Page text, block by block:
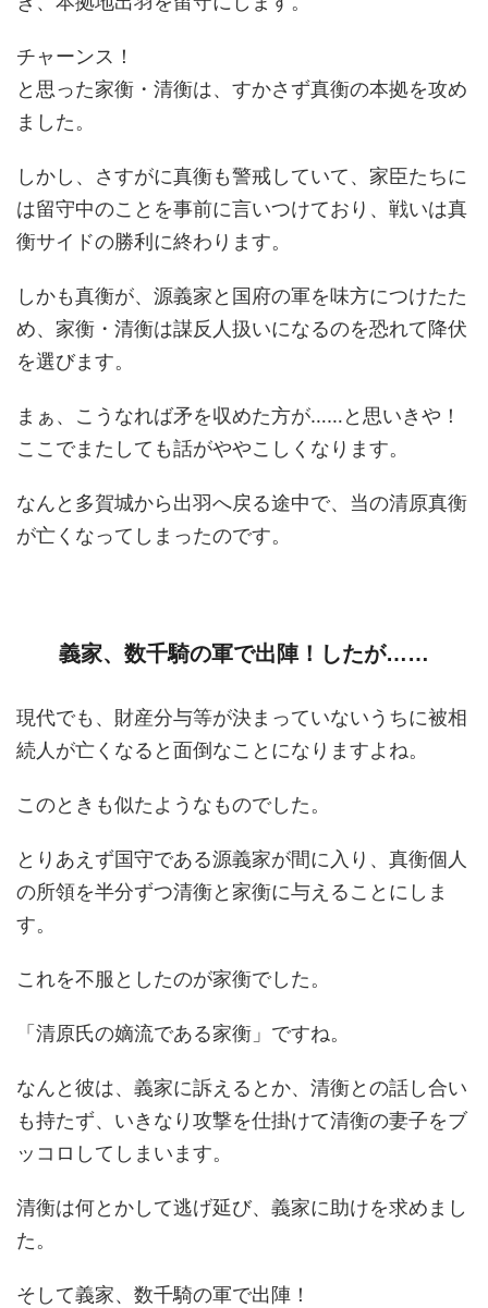
チャーンス！
と思った家衡・清衡は、すかさず真衡の本拠を攻め
ました。
しかし、さすがに真衡も警戒していて、家臣たちに
は留守中のことを事前に言いつけており、戦いは真
衡サイドの勝利に終わります。
しかも真衡が、源義家と国府の軍を味方につけたた
め、家衡・清衡は謀反人扱いになるのを恐れて降伏
を選びます。
まぁ、こうなれば矛を収めた方が……と思いきや！
ここでまたしても話がややこしくなります。
なんと多賀城から出羽へ戻る途中で、当の清原真衡
が亡くなってしまったのです。
義家、数千騎の軍で出陣！したが……
現代でも、財産分与等が決まっていないうちに被相
続人が亡くなると面倒なことになりますよね。
このときも似たようなものでした。
とりあえず国守である源義家が間に入り、真衡個人
の所領を半分ずつ清衡と家衡に与えることにしま
す。
これを不服としたのが家衡でした。
「清原氏の嫡流である家衡」ですね。
なんと彼は、義家に訴えるとか、清衡との話し合い
も持たず、いきなり攻撃を仕掛けて清衡の妻子をブ
ッコロしてしまいます。
清衡は何とかして逃げ延び、義家に助けを求めまし
た。
そして義家、数千騎の軍で出陣！